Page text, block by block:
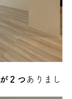
２つ ありまし